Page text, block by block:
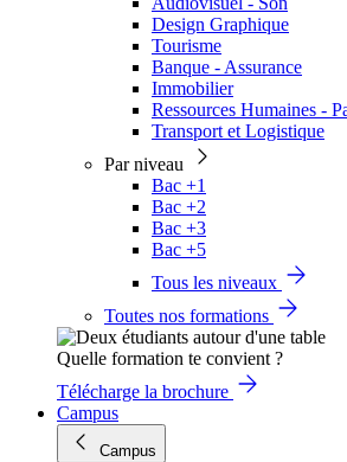
Design Graphique
Tourisme
Banque - Assurance
Immobilier
Ressources Humaines -
Transport et Logistique
Par niveau
Bac +1
Bac +2
Bac +3
Bac +5
Tous les niveaux
Toutes nos formations
Quelle formation te convient ?
Télécharge la brochure
Campus
Campus